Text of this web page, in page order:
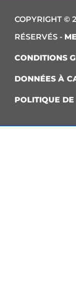
COPYRIGHT ©
RÉSERVÉS -
CONDITIONS
DONNÉES À
POLITIQUE